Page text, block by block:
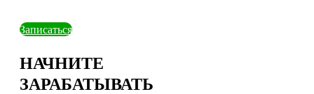
Записаться
НАЧНИТЕ
ЗАРАБАТЫВАТЬ